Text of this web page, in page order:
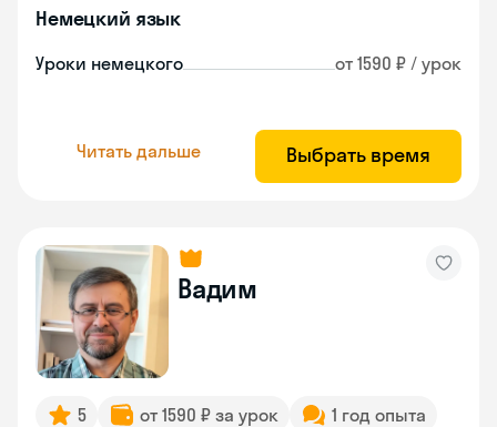
Немецкий язык
Уроки немецкого от 1590 ₽ / урок
Читать дальше Выбрать время
Вадим
5 от 1590 ₽ за урок
1 год опыта